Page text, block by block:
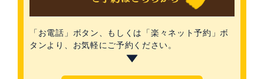
「お電話」ボタン、 もしくは「楽々ネット予約」ボ
タンより、お気軽にご予約ください。